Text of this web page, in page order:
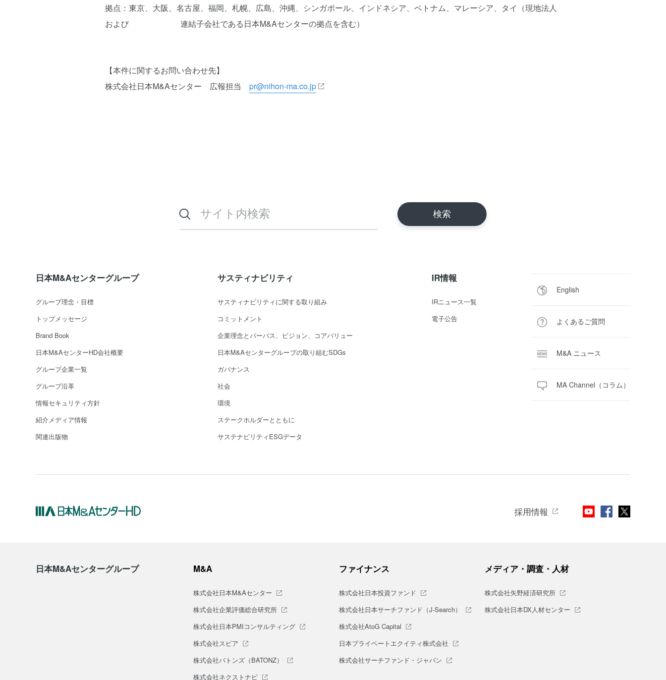
拠点：東京、大阪、名古屋、福岡、札幌、広島、沖縄、シンガポール、インドネシア、ベトナム、マレーシア、タイ（現地法人
および 連結子会社である日本M&Aセンターの拠点を含む）
【本件に関するお問い合わせ先】
株式会社日本M&Aセンター 広報担当 pr@nihon-ma.co.jp
日本M&Aセンターグループ
グループ理念・目標
トップメッセージ
Brand Book
日本M&AセンターHD会社概要
グループ企業一覧
グループ沿革
情報セキュリティ方針
紹介メディア情報
関連出版物
サスティナビリティ
サスティナビリティに関する取り組み
コミットメント
企業理念とパーパス、ビジョン、コアバリュー
日本M&Aセンターグループの取り組むSDGs
ガバナンス
社会
環境
ステークホルダーとともに
サステナビリティESGデータ
IR情報
IRニュース一覧
電子公告
English
よくあるご質問
M&A ニュース
MA Channel（コラム）
採用情報
日本M&Aセンターグループ M&A
株式会社日本M&Aセンター
株式会社企業評価総合研究所
株式会社日本PMIコンサルティング
株式会社スピア
株式会社バトンズ（BATONZ）
株式会社ネクストナビ
ファイナンス
株式会社日本投資ファンド
株式会社日本サーチファンド（J-Search）
株式会社AtoG Capital
日本プライベートエクイティ株式会社
株式会社サーチファンド・ジャパン
メディア・調査・人材
株式会社矢野経済研究所
株式会社日本DX人材センター